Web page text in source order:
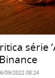
série
09/2022 08:24